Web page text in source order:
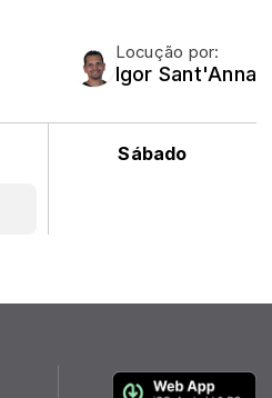
Locução por:
Igor Sant'Anna
Sábado